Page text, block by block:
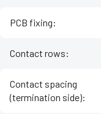
PCB fixing:
Contact rows:
Contact spacing
(termination side):